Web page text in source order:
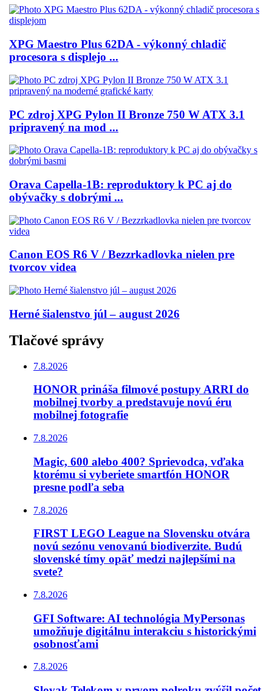
XPG Maestro Plus 62DA - výkonný chladič
procesora s displejo ...
PC zdroj XPG Pylon II Bronze 750 W ATX 3.1
pripravený na mod ...
Orava Capella-1B: reproduktory k PC aj do
obývačky s dobrými ...
Canon EOS R6 V / Bezzrkadlovka nielen pre
tvorcov videa
Herné šialenstvo júl – august 2026
Tlačové správy
7.8.2026
HONOR prináša filmové postupy ARRI do
mobilnej tvorby a predstavuje novú éru
mobilnej fotografie
7.8.2026
Magic, 600 alebo 400? Sprievodca, vďaka
ktorému si vyberiete smartfón HONOR
presne podľa seba
7.8.2026
FIRST LEGO League na Slovensku otvára
novú sezónu venovanú biodiverzite. Budú
slovenské tímy opäť medzi najlepšími na
svete?
7.8.2026
GFI Software: AI technológia MyPersonas
umožňuje digitálnu interakciu s historickými
osobnosťami
7.8.2026